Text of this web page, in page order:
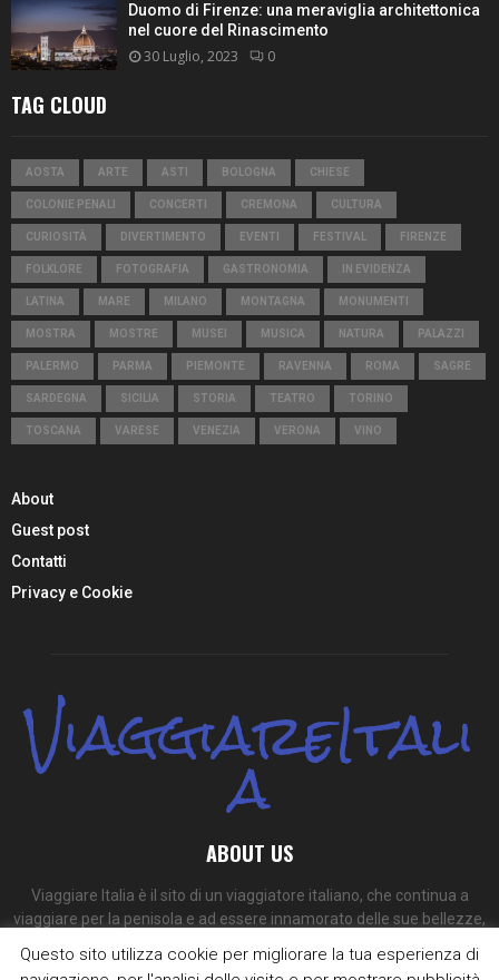
Duomo di Firenze: una meraviglia architettonica
nel cuore del Rinascimento
30 Luglio, 2023 0
TAG CLOUD
AOSTA ARTE ASTI BOLOGNA CHIESE
COLONIE PENALI CONCERTI CREMONA CULTURA
CURIOSITÀ DIVERTIMENTO EVENTI FESTIVAL FIRENZE
FOLKLORE FOTOGRAFIA GASTRONOMIA IN EVIDENZA
LATINA MARE MILANO MONTAGNA MONUMENTI
MOSTRA MOSTRE MUSEI MUSICA NATURA PALAZZI
PALERMO PARMA PIEMONTE RAVENNA ROMA SAGRE
SARDEGNA SICILIA STORIA TEATRO TORINO
TOSCANA VARESE VENEZIA VERONA VINO
About
Guest post
Contatti
Privacy e Cookie
ViaggiareItali
a
ABOUT US
Viaggiare Italia è il sito di un viaggiatore italiano, che continua a
viaggiare per la penisola e ad essere innamorato delle sue bellezze,
Questo sito utilizza cookie per migliorare la tua esperienza di